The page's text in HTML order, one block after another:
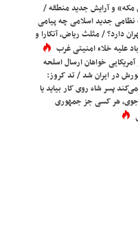
مکه» و آرایش جدید منطقه /
نظامی جدید اسلامی چه پیامی
دارد؟ / مثلث ریاض، آنکارا و
علیه خلاء امنیتی غرب
آمریکایی خواهان ارسال اسلحه
در ایران شد / تد کروز:
پسر شاه روی کار بیاید یا
هر کسی جز جمهوری